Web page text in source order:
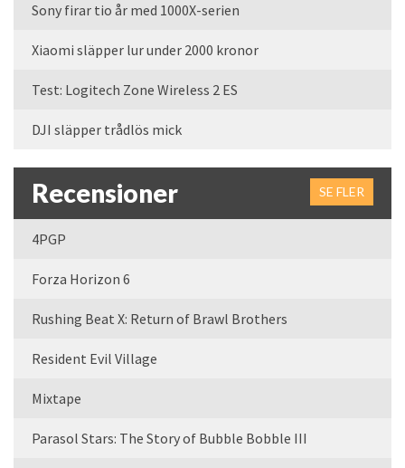
Sony firar tio år med 1000X-serien
Xiaomi släpper lur under 2000 kronor
Test: Logitech Zone Wireless 2 ES
DJI släpper trådlös mick
Recensioner SE FLER
4PGP
Forza Horizon 6
Rushing Beat X: Return of Brawl Brothers
Resident Evil Village
Mixtape
Parasol Stars: The Story of Bubble Bobble III